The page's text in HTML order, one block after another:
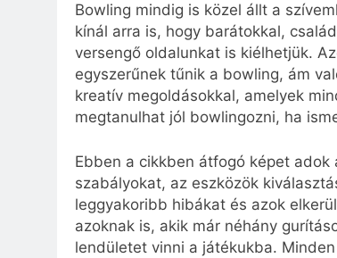
Bowling mindig is közel állt a
kínál arra is, hogy barátokkal,
versengő oldalunkat is kiélhetjük.
egyszerűnek tűnik a bowling, ám
kreatív megoldásokkal, amelyek
megtanulhat jól bowlingozni, ha
Ebben a cikkben átfogó képet
szabályokat, az eszközök
leggyakoribb hibákat és azok
azoknak is, akik már néhány
lendületet vinni a játékukba.